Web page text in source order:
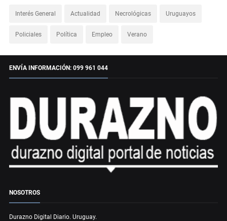
Interés General Actualidad Necrológicas Uruguayos
Policiales Política Empleo Verano
ENVÍA INFORMACIÓN: 099 961 044
NOSOTROS
Durazno Digital Diario. Uruguay.